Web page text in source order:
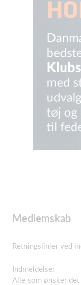
Medlemskab
Retningslinjer ved
Indmeldelse:
Alle som ønsker